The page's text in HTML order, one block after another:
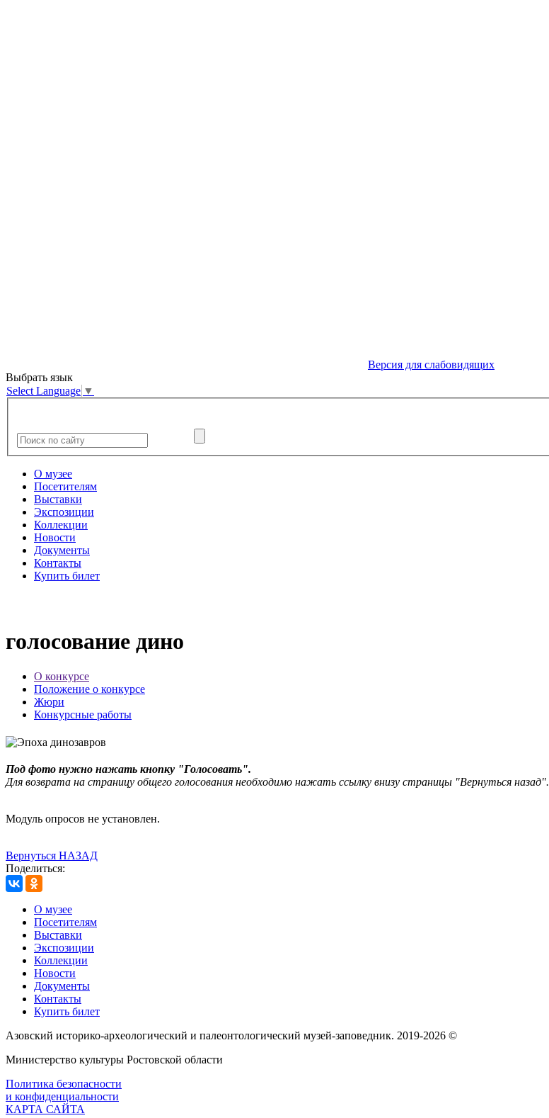
Версия для слабовидящих
Выбрать язык
Select Language ▼
О музее
Посетителям
Выставки
Экспозиции
Коллекции
Новости
Документы
Контакты
Купить билет
голосование дино
О конкурсе
Положение о конкурсе
Жюри
Конкурсные работы
Под фото нужно нажать кнопку "Голосовать".
Для возврата на страницу общего голосования необходимо нажать ссылку внизу страницы "Вернуться назад".
Модуль опросов не установлен.
Вернуться НАЗАД
Поделиться:
О музее
Посетителям
Выставки
Экспозиции
Коллекции
Новости
Документы
Контакты
Купить билет
Азовский историко‑археологический и палеонтологический музей‑заповедник. 2019-2026 ©
Министерство культуры Ростовской области
Политика безопасности
и конфиденциальности
КАРТА САЙТА